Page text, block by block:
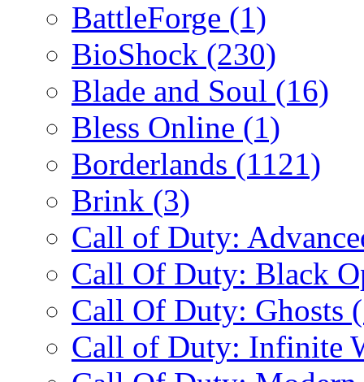
BattleForge (1)
BioShock (230)
Blade and Soul (16)
Bless Online (1)
Borderlands (1121)
Brink (3)
Call of Duty:
Call Of Duty: Black
Call Of Duty: Ghosts
Call of Duty: Infinite